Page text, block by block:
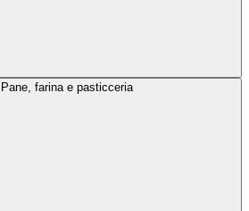
Pane, farina e pasticceria